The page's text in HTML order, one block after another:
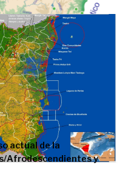
actual de la
Afrodescendientes y